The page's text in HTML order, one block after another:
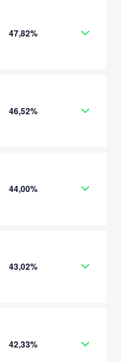
47,82%
46,52%
44,00%
43,02%
42,33%